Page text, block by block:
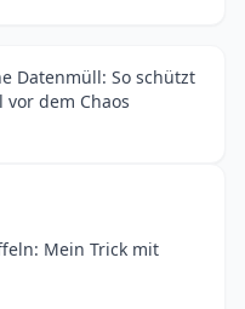
Datenmüll: So schützt
dem Chaos
Mein Trick mit